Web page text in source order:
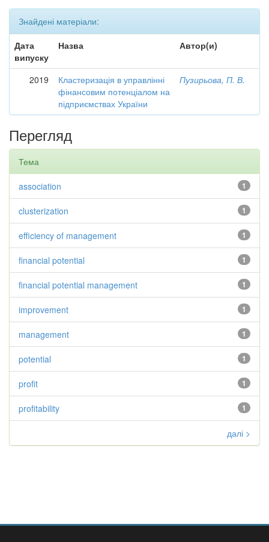
Знайдені матеріали:
Дата
випуску
Назва Автор(и)
2019
Кластеризація в управлінні
фінансовим потенціалом на
підприємствах України
Пузирьова, П. В.
Перегляд
Тема
1
association
1
clusterization
1
efficiency of management
1
financial potential
1
financial potential management
1
improvement
1
management
1
potential
1
profit
1
profitability
далі >